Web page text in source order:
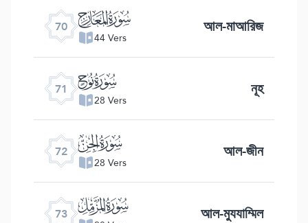
70 ﯳ
44 Vers আল-মাআরিজ
71 ﯴ
28 Vers নূহ
72 ﯵ
28 Vers আল-জীন
73 ﯶ আল-মুযযাম্মিল